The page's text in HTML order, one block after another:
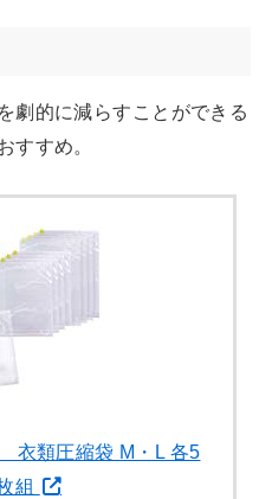
劇的に減らすことができる
すすめ。
衣類圧縮袋 M・L 各5
組